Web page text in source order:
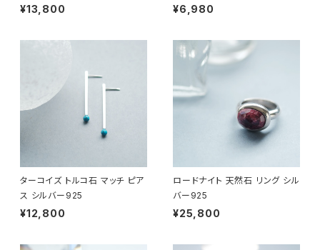
¥13,800 ¥6,980
ターコイズ トルコ石 マッチ ピア
ス シルバー925
¥12,800
ロードナイト 天然石 リング シル
バー925
¥25,800